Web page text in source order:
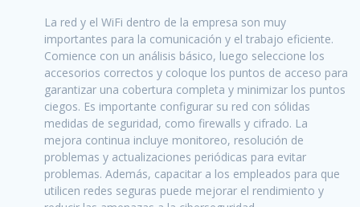
La red y el WiFi dentro de la empresa son muy
importantes para la comunicación y el trabajo eficiente.
Comience con un análisis básico, luego seleccione los
accesorios correctos y coloque los puntos de acceso para
garantizar una cobertura completa y minimizar los puntos
ciegos. Es importante configurar su red con sólidas
medidas de seguridad, como firewalls y cifrado. La
mejora continua incluye monitoreo, resolución de
problemas y actualizaciones periódicas para evitar
problemas. Además, capacitar a los empleados para que
utilicen redes seguras puede mejorar el rendimiento y